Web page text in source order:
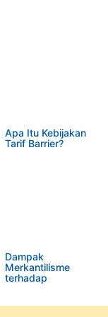
Apa Itu Kebijakan
Tarif Barrier?
Dampak
Merkantilisme
terhadap
Monopoli dan